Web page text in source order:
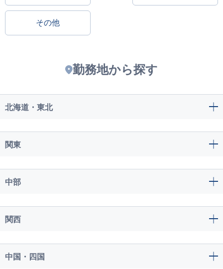
その他
勤務地から探す
北海道・東北
関東
中部
関西
中国・四国